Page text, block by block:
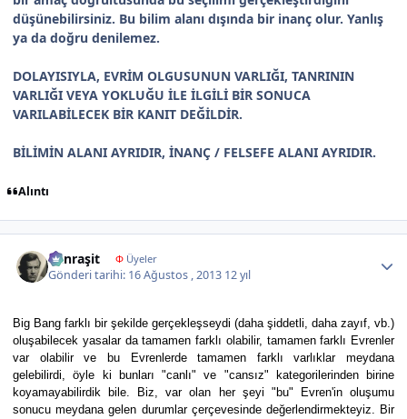
düşünebilirsiniz. Bu bilim alanı dışında bir inanç olur. Yanlış
ya da doğru denilemez.
DOLAYISIYLA, EVRİM OLGUSUNUN VARLIĞI, TANRININ
VARLIĞI VEYA YOKLUĞU İLE İLGİLİ BİR SONUCA
VARILABİLECEK BİR KANIT DEĞİLDİR.
BİLİMİN ALANI AYRIDIR, İNANÇ / FELSEFE ALANI AYRIDIR.
Alıntı
Canraşit ΦÜyeler
Gönderi tarihi: 16 Ağustos , 2013 12 yıl
Big Bang farklı bir şekilde gerçekleşseydi (daha şiddetli, daha zayıf, vb.)
oluşabilecek yasalar da tamamen farklı olabilir, tamamen farklı Evrenler
var olabilir ve bu Evrenlerde tamamen farklı varlıklar meydana
gelebilirdi, öyle ki bunları "canlı" ve "cansız" kategorilerinden birine
koyamayabilirdik bile. Biz, var olan her şeyi "bu" Evren'in oluşumu
sonucu meydana gelen durumlar çerçevesinde değerlendirmekteyiz. Bir